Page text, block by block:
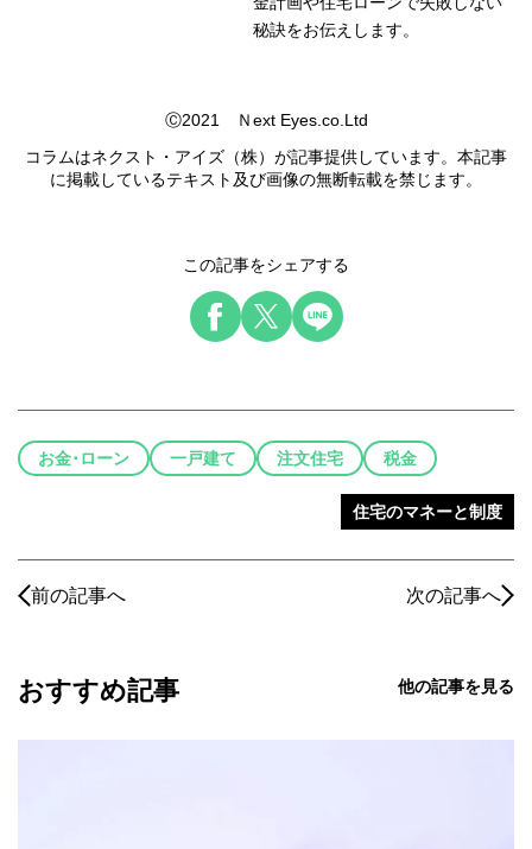
秘訣をお伝えします。
Ⓒ2021 Ｎext Eyes.co.Ltd
コラムはネクスト・アイズ（株）が記事提供しています。本記事
に掲載しているテキスト及び画像の無断転載を禁じます。
この記事をシェアする
お金･ローン 一戸建て 注文住宅 税金
住宅のマネーと制度
前の記事へ 次の記事へ
おすすめ記事 他の記事を見る